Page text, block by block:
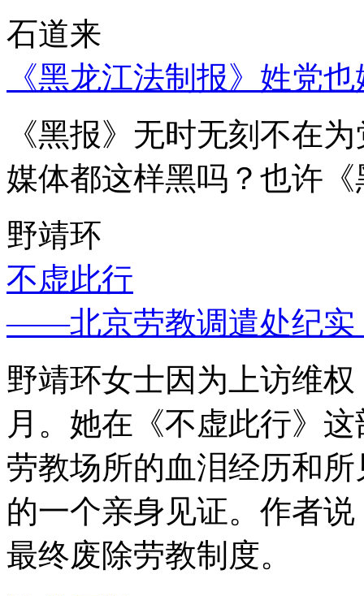
石道来
《黑龙江法制报》姓党
《黑报》无时无刻不在
媒体都这样黑吗？也许
野靖环
不虚此行
——北京劳教调遣处纪实
野靖环女士因为上访维
月。她在《不虚此行》
劳教场所的血泪经历和
的一个亲身见证。作者
最终废除劳教制度。